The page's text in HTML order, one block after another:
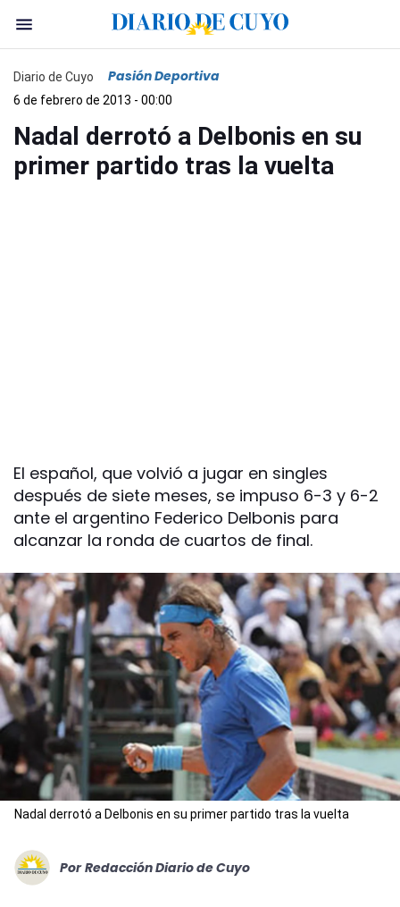
Diario de Cuyo Pasión Deportiva
6 de febrero de 2013 - 00:00
Nadal derrotó a Delbonis en su
primer partido tras la vuelta
El español, que volvió a jugar en singles
después de siete meses, se impuso 6-3 y 6-2
ante el argentino Federico Delbonis para
alcanzar la ronda de cuartos de final.
Nadal derrotó a Delbonis en su primer partido tras la vuelta
Por Redacción Diario de Cuyo